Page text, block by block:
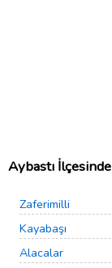
Aybastı
Zaferimilli
Kayabaşı
Alacalar